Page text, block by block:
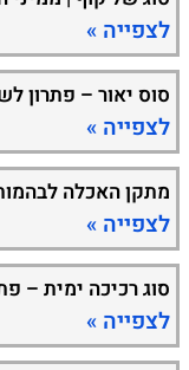
לצפייה »
סוס יאור – פתרון
לצפייה »
מתקן האכלה
לצפייה »
סוג רכיכה ימית –
לצפייה »